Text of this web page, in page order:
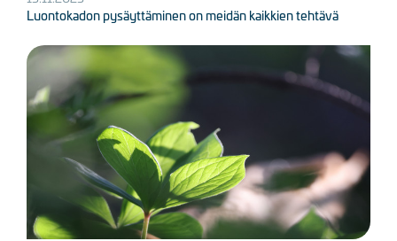
Luontokadon pysäyttäminen on meidän kaikkien tehtävä
Kuva